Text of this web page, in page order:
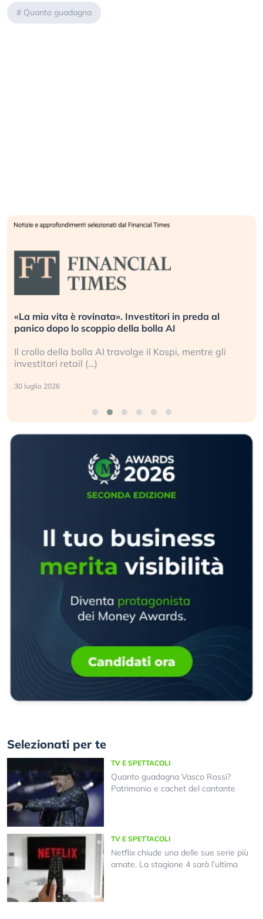
# Quanto guadagna
in preda al
AI
Kospi, mentre gli
Quando la finanza pesa più
L’America sta ripetendo gli
La ricchezza mondiale cresce,
Selezionati per te
TV E SPETTACOLI
Quanto guadagna Vasco Rossi?
Patrimonio e cachet del cantante
TV E SPETTACOLI
Netflix chiude una delle sue serie più
amate. La stagione 4 sarà l’ultima